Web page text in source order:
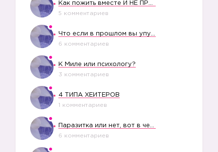
5 комментариев
6 комментариев
К Миле или психологу?
3 комментариев
4 ТИПА ХЕЙТЕРОВ
1 комментариев
6 комментариев